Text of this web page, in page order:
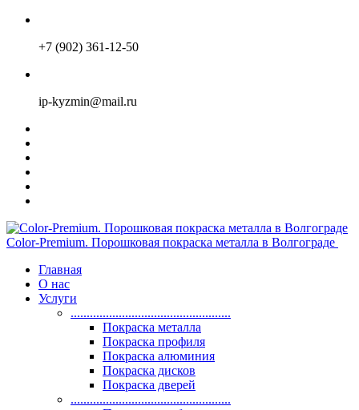
+7 (902) 361-12-50
ip-kyzmin@mail.ru
Color-Premium. Порошковая покраска металла в Волгограде
Главная
О нас
Услуги
..................................................
Покраска металла
Покраска профиля
Покраска алюминия
Покраска дисков
Покраска дверей
..................................................